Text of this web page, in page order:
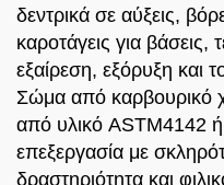
δεντρικά σε αύξεις,
καροτάγεις για βάσεις,
εξαίρεση, εξόρυξη και
Σώμα από καρβουρικό
από υλικό ASTM4142
επεξεργασία με
δραστηριότητα και